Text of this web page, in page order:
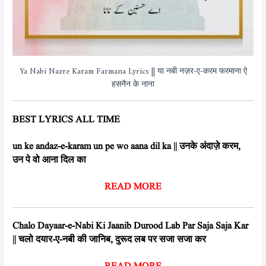
Ya Nabi Nazre Karam Farmana Lyrics || या नबी नज़र-ए-करम फरमाना ऐ
हसनैन के नाना
BEST LYRICS ALL TIME
un ke andaz-e-karam un pe wo aana dil ka || उनके अंदाज़े करम,
उन पे वो आना दिल का
READ MORE
Chalo Dayaar-e-Nabi Ki Jaanib Durood Lab Par Saja Saja Kar
|| चलो दयार-ए-नबी की जानिब, दुरूद लब पर सजा सजा कर